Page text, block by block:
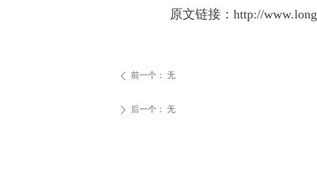
原文链接：http://
ꄴ 前一个： 无
ꄲ 后一个： 无